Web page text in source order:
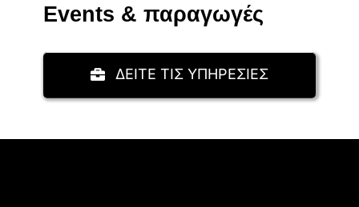
Events & παραγωγές
ΔΕΙΤΕ ΤΙΣ ΥΠΗΡΕΣΙΕΣ